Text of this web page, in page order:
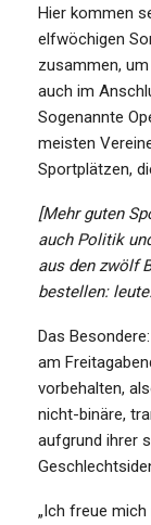
Hier kommen
elfwöchigen
zusammen,
auch im
Sogenannte
meisten
Sportplätzen,
[Mehr guten
auch Politik
aus den zwölf
bestellen:
Das
am
vorbehalten,
nicht-binäre,
aufgrund ihrer
„Ich freue